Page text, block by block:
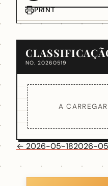
PRINT
NO. 20260519
A
← 2026-05-182026-